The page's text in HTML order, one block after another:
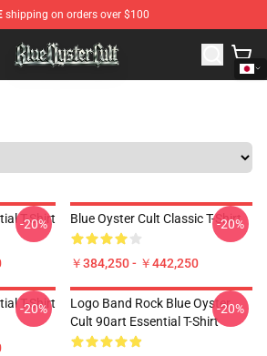
shipping on orders over $100
Store - Official Blue Öyster Cult
T-Shirt
-20% Blue Oyster Cult Classic T-Shirt
￥384,250 - ￥442,250
-20%
T-Shirt
-20%
Logo Band Rock Blue Oyster
Cult 90art Essential T-Shirt
-20%